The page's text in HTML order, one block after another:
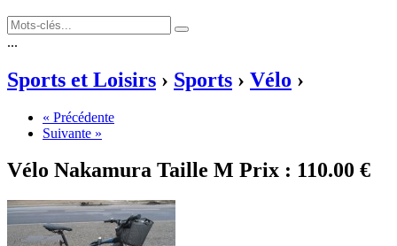
...
Sports et Loisirs › Sports › Vélo ›
« Précédente
Suivante »
Vélo Nakamura Taille M Prix : 110.00 €